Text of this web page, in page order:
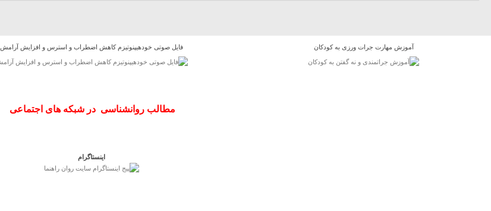
فایل صوتی خودهیپنوتیزم کاهش اضطراب و استرس و افزایش آرامش آموزش مهارت جرات ورزی به کودکان
مطالب روانشناسی در شبکه های اجتماعی
اینستاگرام